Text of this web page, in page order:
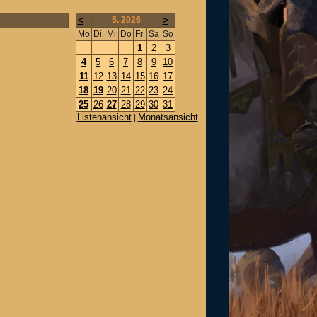
< 5. 2026 >
Mo Di Mi Do Fr Sa So
1 2
3
4
5 6 7 8 9
10
11 12 13 14 15 16 17
18 19 20 21 22 23 24
25 26 27 28 29 30 31
Listenansicht| Monatsansicht